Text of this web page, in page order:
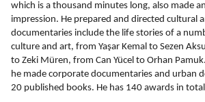
which is a thousand minutes long, also made
impression. He prepared and directed cultural
documentaries include the life stories of a
culture and art, from Yaşar Kemal to Sezen
to Zeki Müren, from Can Yücel to Orhan
he made corporate documentaries and urban
20 published books. He has 140 awards in